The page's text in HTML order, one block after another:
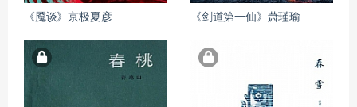
《魇谈》京极夏彦 《剑道第一仙》萧瑾瑜